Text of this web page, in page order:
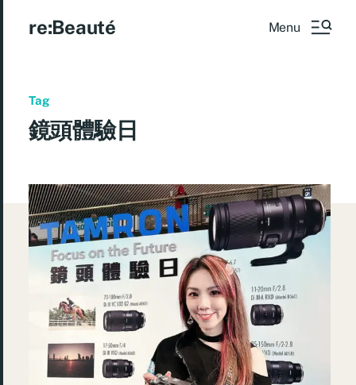
re:Beauté Menu
Tag
鏡頭體驗日